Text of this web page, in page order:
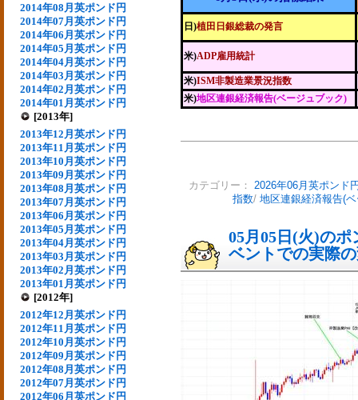
2014年08月英ポンド円
2014年07月英ポンド円
2014年06月英ポンド円
2014年05月英ポンド円
2014年04月英ポンド円
2014年03月英ポンド円
2014年02月英ポンド円
2014年01月英ポンド円
[2013年]
2013年12月英ポンド円
2013年11月英ポンド円
2013年10月英ポンド円
2013年09月英ポンド円
2013年08月英ポンド円
2013年07月英ポンド円
2013年06月英ポンド円
2013年05月英ポンド円
2013年04月英ポンド円
2013年03月英ポンド円
2013年02月英ポンド円
2013年01月英ポンド円
[2012年]
2012年12月英ポンド円
2012年11月英ポンド円
2012年10月英ポンド円
2012年09月英ポンド円
2012年08月英ポンド円
2012年07月英ポンド円
2012年06月英ポンド円
日)植田日銀総裁の発言
米)ADP雇用統計
米)ISM非製造業景況指数
米)地区連銀経済報告(ベージュブック)
カテゴリー： 2026年06月英ポンド
指数/ 地区連銀経済報告(
05月05日(火)の
ベントでの実際